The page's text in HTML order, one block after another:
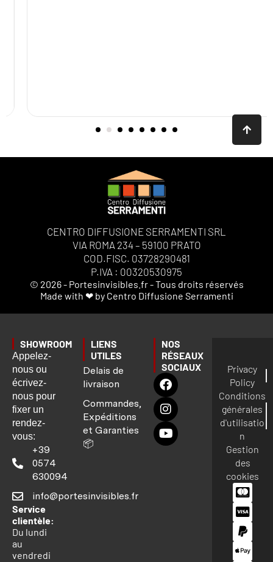
CENTRO DIFFUSIONE SERRAMENTI SRL
VIA ROMA 234 – 59100 PRATO
COD.FISC. 03728290481
P.IVA : 00320530975
© 2026 - Portesinvisibles.fr - Tous droits réservés
Made with ❤ by Centro Diffusione Serramenti
SHOWROOM
Appelez-
nous ou
écrivez-
nous pour
fixer un
rendez-
vous:
+39
0574
630094
info@portesinvisibles.fr
Service
clientèle:
Du lundi
au
vendredi
LIENS
UTILES
Delais de
livraison
Commandes,
Expéditions
et Garanties
📦
NOS
RÉSEAUX
SOCIAUX
Privacy
Policy
Conditions
générales
d'utilisatio
n
Gestion
des
cookies